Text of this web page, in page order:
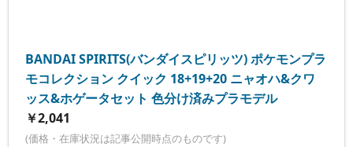
BANDAI SPIRITS(バンダイスピリッツ) ポケモンプラ
モコレクション クイック 18+19+20 ニャオハ&クワ
ッス&ホゲータセット 色分け済みプラモデル
￥2,041
(価格・在庫状況は記事公開時点のものです)